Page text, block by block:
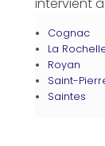
Cognac
La
Royan
Saint-
Saintes